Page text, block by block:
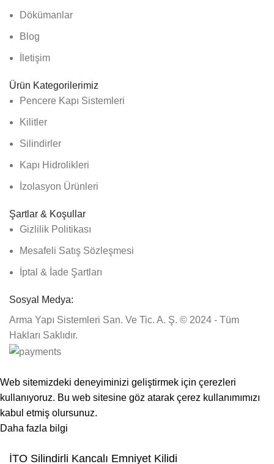
Dökümanlar
Blog
İletişim
Ürün Kategorilerimiz
Pencere Kapı Sistemleri
Kilitler
Silindirler
Kapı Hidrolikleri
İzolasyon Ürünleri
Şartlar & Koşullar
Gizlilik Politikası
Mesafeli Satış Sözleşmesi
İptal & İade Şartları
Sosyal Medya:
Arma Yapı Sistemleri San. Ve Tic. A. Ş. © 2024 - Tüm
Hakları Saklıdır.
Web sitemizdeki deneyiminizi geliştirmek için çerezleri
kullanıyoruz. Bu web sitesine göz atarak çerez kullanımımızı
kabul etmiş olursunuz.
Daha fazla bilgi
İTO Silindirli Kancalı Emniyet Kilidi